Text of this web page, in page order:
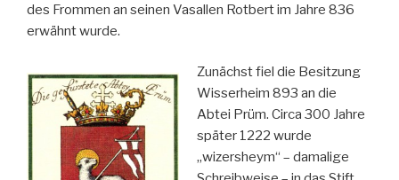
des Frommen an seinen Vasallen Rotbert im Jahre 836
erwähnt wurde.
Zunächst fiel die Besitzung
Wisserheim 893 an die
Abtei Prüm. Circa 300 Jahre
später 1222 wurde
„wizersheym“ – damalige